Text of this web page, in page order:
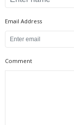
Email Address
Comment